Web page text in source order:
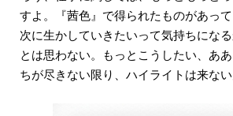
すよ。『茜色』で得られたものがあっ
次に生かしていきたいって気持ちにな
とは思わない。もっとこうしたい、あ
ちが尽きない限り、ハイライトは来ない